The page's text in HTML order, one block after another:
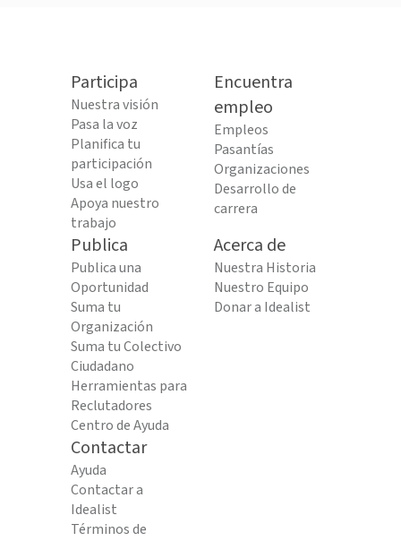
Participa
Nuestra visión
Pasa la voz
Planifica tu
participación
Usa el logo
Apoya nuestro
trabajo
Encuentra
empleo
Empleos
Pasantías
Organizaciones
Desarrollo de
carrera
Publica
Publica una
Oportunidad
Suma tu
Organización
Suma tu Colectivo
Ciudadano
Herramientas para
Reclutadores
Centro de Ayuda
Acerca de
Nuestra Historia
Nuestro Equipo
Donar a Idealist
Contactar
Ayuda
Contactar a
Idealist
Términos de